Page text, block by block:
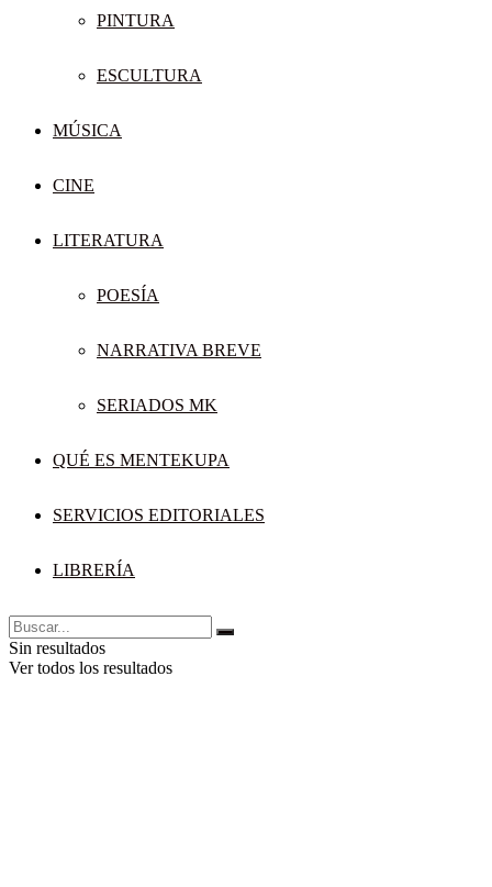
PINTURA
ESCULTURA
MÚSICA
CINE
LITERATURA
POESÍA
NARRATIVA BREVE
SERIADOS MK
QUÉ ES MENTEKUPA
SERVICIOS EDITORIALES
LIBRERÍA
Sin resultados
Ver todos los resultados